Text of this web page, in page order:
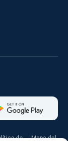
de Mapa del